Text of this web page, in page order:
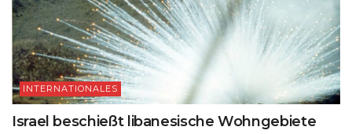
INTERNATIONALES
Israel beschießt libanesische Wohngebiete